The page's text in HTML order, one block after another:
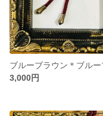
3,000円